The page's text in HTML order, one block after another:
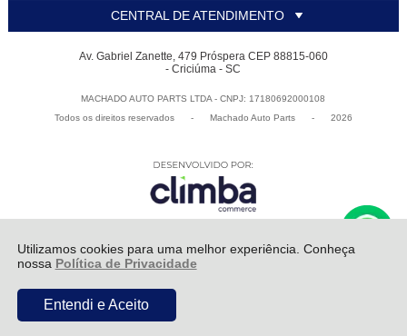
Utilizamos cookies para uma melhor experiência. Conheça
nossa Política de Privacidade
Entendi e Aceito
CENTRAL DE ATENDIMENTO
Av. Gabriel Zanette, 479 Próspera CEP 88815-060
- Criciúma - SC
MACHADO AUTO PARTS LTDA - CNPJ: 17180692000108
Todos os direitos reservados
- Machado Auto Parts - 2026
R$ 693,96